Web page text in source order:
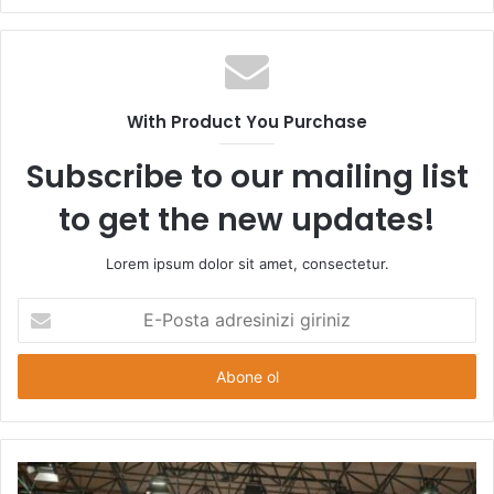
With Product You Purchase
Subscribe to our mailing list
to get the new updates!
Lorem ipsum dolor sit amet, consectetur.
P
s
t
a